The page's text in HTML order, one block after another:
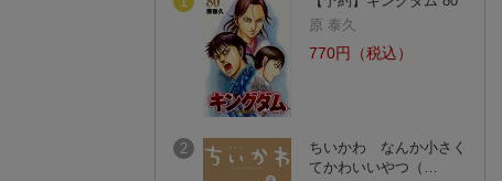
原 泰久
770円（税込）
2
ちいかわ なんか小さく
てかわいいやつ（…